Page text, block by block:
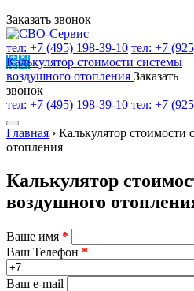
Заказать звонок
тел: +7 (495) 198-39-10 тел: +7
Калькулятор стоимости системы
воздушного отопления Заказать
звонок
тел: +7 (495) 198-39-10 тел: +7
Главная › Калькулятор стоимости
отопления
Калькулятор
воздушного
Ваше имя *
Ваш Телефон *
Ваш e-mail